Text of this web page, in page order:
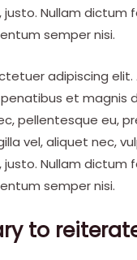
Nullam dictum
semper nisi.
adipiscing
et magnis
pellentesque eu,
vel, aliquet nec,
Nullam dictum
semper nisi.
to